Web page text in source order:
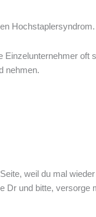
Einzelunternehmer
nehmen.
weil du mal
Dr und bitte, versorge